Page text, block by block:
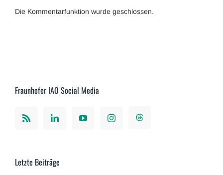
Die Kommentarfunktion wurde geschlossen.
Fraunhofer IAO Social Media
Letzte Beiträge